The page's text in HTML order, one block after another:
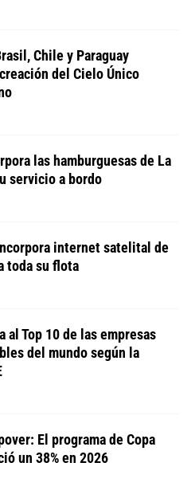
Chile y Paraguay
del Cielo Único
las hamburguesas de La
servicio a bordo
internet satelital de
toda su flota
al Top 10 de las empresas
del mundo según la
El programa de Copa
un 38% en 2026